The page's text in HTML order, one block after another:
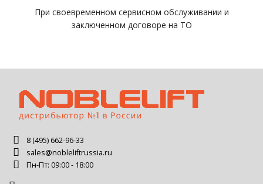
При своевременном сервисном обслуживании и
заключенном договоре на ТО
8 (495) 662-96-33
sales@nobleliftrussia.ru
Пн-Пт: 09:00 - 18:00